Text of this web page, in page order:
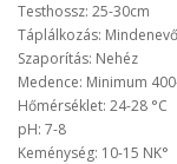
Testhossz: 25-30cm
Táplálkozás: Mindenevő
Szaporítás: Nehéz
Medence: Minimum
Hőmérséklet: 24-28 °C
pH: 7-8
Keménység: 10-15 NK°